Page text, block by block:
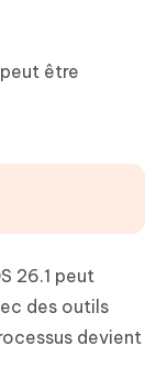
être
26.1 peut
des outils
devient